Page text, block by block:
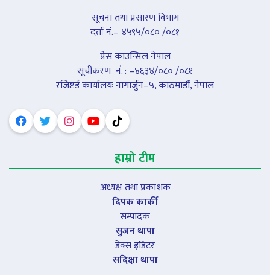
सूचना तथा प्रसारण विभाग
दर्ता नं.– ४५९५/०८० /०८१
प्रेस काउन्सिल नेपाल
सूचीकरण नंं. : –४६३४/०८० /०८१
रजिष्टर्ड कार्यालयः नागार्जुन–५, काठमाडौं, नेपाल
हाम्रो टीम
अध्यक्ष तथा प्रकाशक
दिपक कार्की
सम्पादक
सुजन थापा
डेक्स इडिटर
सदिक्षा थापा